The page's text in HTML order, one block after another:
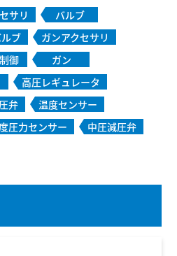
サリ
バルブ
ブ
ガンアクセサリ
御
ガン
高圧レギュレータ
弁
温度センサー
圧力センサー
中圧減圧弁